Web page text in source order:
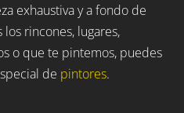
exhaustiva y a fondo de
rincones, lugares,
o que te pintemos, puedes
de pintores.